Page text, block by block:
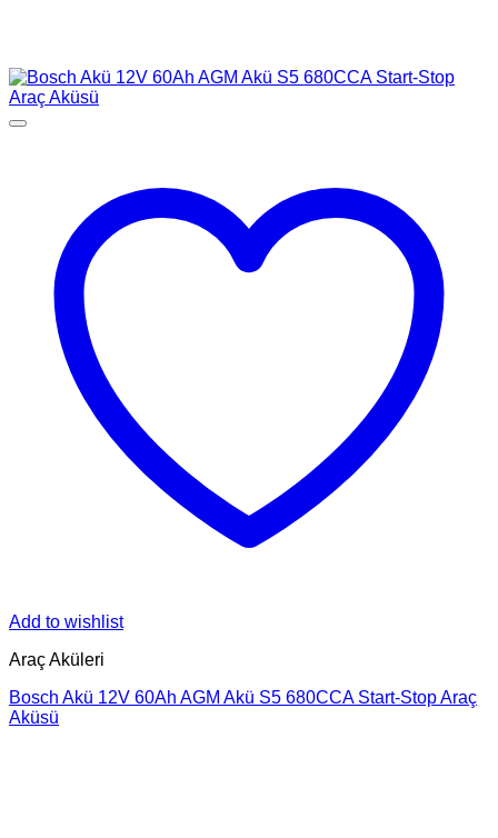
Add to wishlist
Araç Aküleri
Bosch Akü 12V 60Ah AGM Akü S5 680CCA Start-Stop Araç
Aküsü